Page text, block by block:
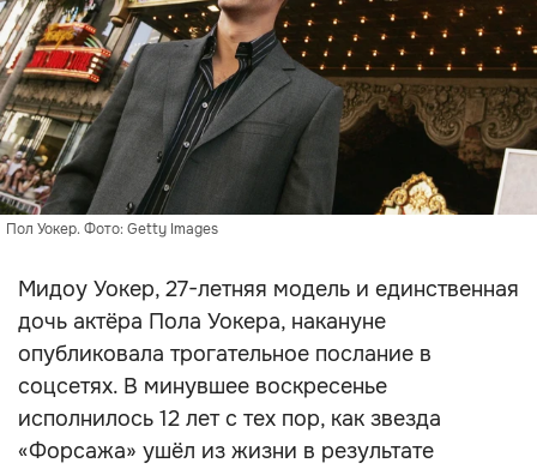
Пол Уокер. Фото: Getty Images
Мидоу Уокер, 27-летняя модель и единственная
дочь актёра Пола Уокера, накануне
опубликовала трогательное послание в
соцсетях. В минувшее воскресенье
исполнилось 12 лет с тех пор, как звезда
«Форсажа» ушёл из жизни в результате